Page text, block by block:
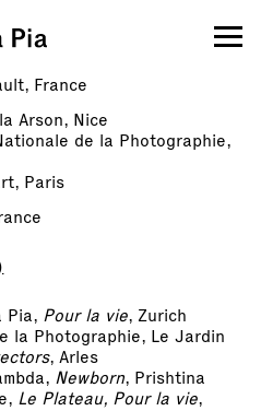
France
Arson, Nice
de la Photographie,
Paris
Pia, Pour la vie, Zurich
la Photographie, Le Jardin
, Arles
Newborn, Prishtina
Le Plateau, Pour la vie,